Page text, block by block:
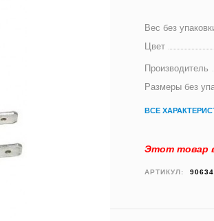
Вес без
Цвет
Производитель
Размеры без
ВСЕ
Этот товар
АРТИКУЛ: